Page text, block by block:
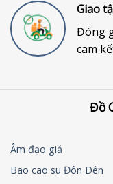
Giao
Đóng
cam
Đồ
Âm đạo giả
Bao cao su Đôn Dên